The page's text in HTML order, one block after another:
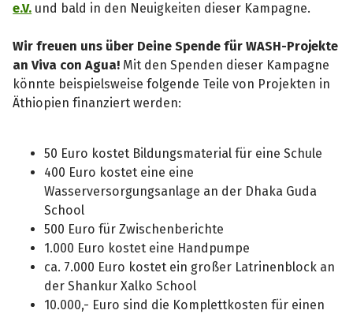
e.V. und bald in den Neuigkeiten dieser Kampagne.
Wir freuen uns über Deine Spende für WASH-Projekte
an Viva con Agua! Mit den Spenden dieser Kampagne
könnte beispielsweise folgende Teile von Projekten in
Äthiopien finanziert werden:
50 Euro kostet Bildungsmaterial für eine Schule
400 Euro kostet eine eine
Wasserversorgungsanlage an der Dhaka Guda
School
500 Euro für Zwischenberichte
1.000 Euro kostet eine Handpumpe
ca. 7.000 Euro kostet ein großer Latrinenblock an
der Shankur Xalko School
10.000,- Euro sind die Komplettkosten für einen